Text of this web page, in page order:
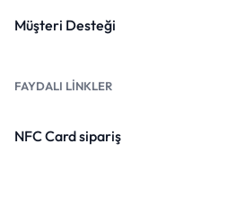
Müşteri Desteği
FAYDALI LINKLER
NFC Card sipariş